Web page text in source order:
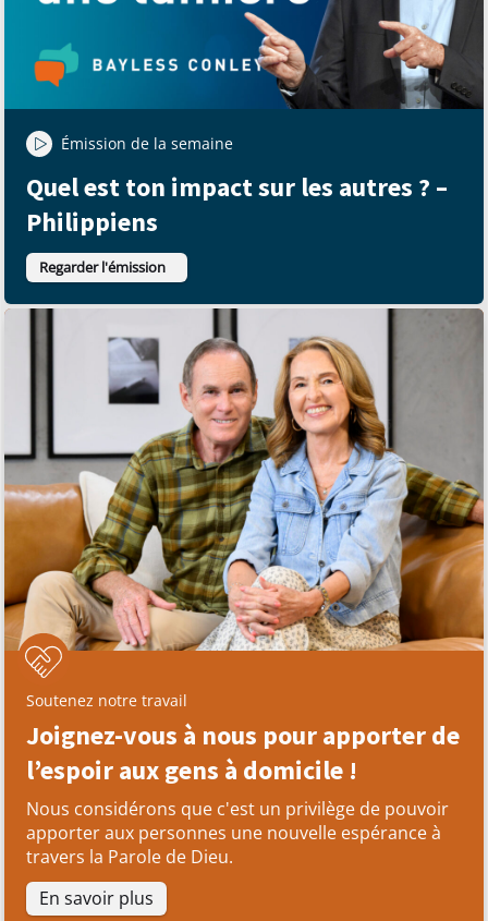
Émission de la semaine
Quel est ton impact sur les autres ? –
Philippiens
Regarder l'émission
Soutenez notre travail
Joignez-vous à nous pour apporter de
l’espoir aux gens à domicile !
Nous considérons que c'est un privilège de pouvoir
apporter aux personnes une nouvelle espérance à
travers la Parole de Dieu.
En savoir plus